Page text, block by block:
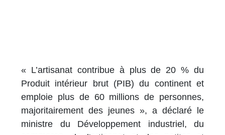
« L’artisanat contribue à plus de 20 % du
Produit intérieur brut (PIB) du continent et
emploie plus de 60 millions de personnes,
majoritairement des jeunes », a déclaré le
ministre du Développement industriel, du